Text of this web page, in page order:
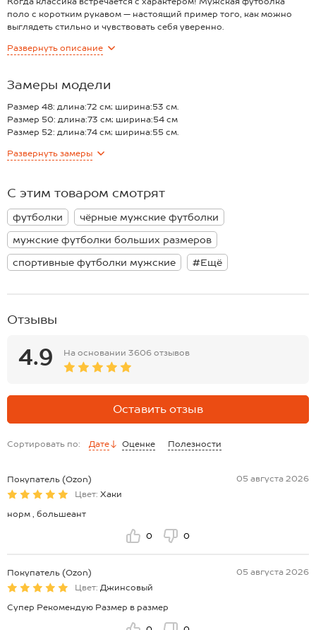
поло с коротким рукавом — настоящий пример того, как можно
выглядеть стильно и чувствовать себя уверенно.
— хлопковый трикотаж пике средней плотности 180 г/м2;
— лаконичный воротник на молнии и нагрудный карман;
— воротник и манжеты чёрного цвета создают выразительный
акцент;
— темно-серое поло на замке подходит для образов в стиле олд
Тенниска для мужчин — базовый элемент гардероба. Трикотажное
Модель Артем, его рост 172, параметры: 111-87-98. На нем размер
Развернуть описание
Замеры модели
Размер 48: длина:72 см; ширина:53 см.
Размер 50: длина:73 см; ширина:54 см
Размер 52: длина:74 см; ширина:55 см.
Размер 56: длина:76 см; ширина:57 см.
Развернуть замеры
С этим товаром смотрят
футболки
чёрные мужские футболки
мужские футболки больших размеров
спортивные футболки мужские
#Ещё
Отзывы
4.9 На основании 3606 отзывов
Оставить отзыв
Сортировать по: Дате Оценке Полезности
Покупатель (Ozon)
05 августа 2026
Цвет: Хаки
норм , большеант
0 0
Покупатель (Ozon)
05 августа 2026
Цвет: Джинсовый
Супер Рекомендую Размер в размер